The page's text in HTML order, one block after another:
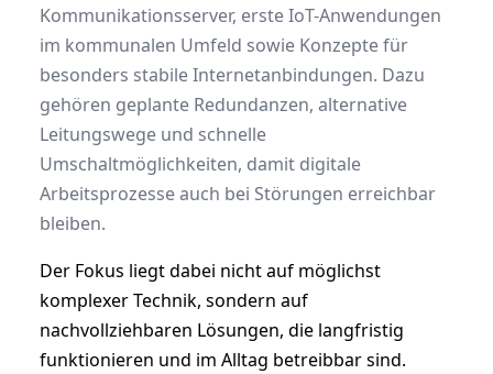
Kommunikationsserver, erste IoT-Anwendungen
im kommunalen Umfeld sowie Konzepte für
besonders stabile Internetanbindungen. Dazu
gehören geplante Redundanzen, alternative
Leitungswege und schnelle
Umschaltmöglichkeiten, damit digitale
Arbeitsprozesse auch bei Störungen erreichbar
bleiben.
Der Fokus liegt dabei nicht auf möglichst
komplexer Technik, sondern auf
nachvollziehbaren Lösungen, die langfristig
funktionieren und im Alltag betreibbar sind.